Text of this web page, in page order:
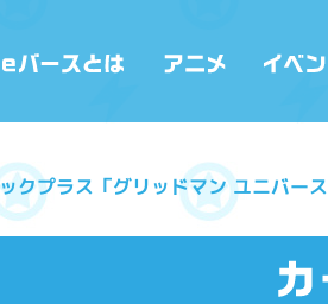
クプラス「グリッドマン ユニバース